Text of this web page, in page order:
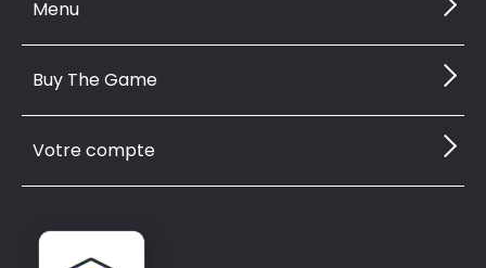
Menu
Buy The Game
Votre compte